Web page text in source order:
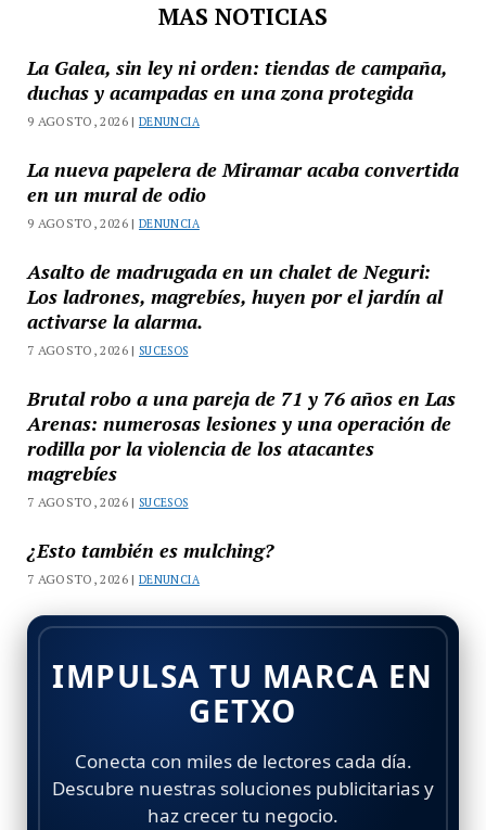
MAS NOTICIAS
La Galea, sin ley ni orden: tiendas de campaña,
duchas y acampadas en una zona protegida
9 AGOSTO, 2026 |DENUNCIA
La nueva papelera de Miramar acaba convertida
en un mural de odio
9 AGOSTO, 2026 |DENUNCIA
Asalto de madrugada en un chalet de Neguri:
Los ladrones, magrebíes, huyen por el jardín al
activarse la alarma.
7 AGOSTO, 2026 | SUCESOS
Brutal robo a una pareja de 71 y 76 años en Las
Arenas: numerosas lesiones y una operación de
rodilla por la violencia de los atacantes
magrebíes
7 AGOSTO, 2026 | SUCESOS
¿Esto también es mulching?
7 AGOSTO, 2026 |DENUNCIA
IMPULSA TU MARCA EN
GETXO
Conecta con miles de lectores cada día.
Descubre nuestras soluciones publicitarias y
haz crecer tu negocio.